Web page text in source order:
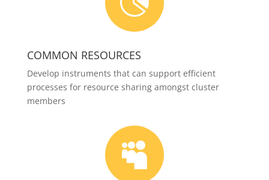
COMMON RESOURCES
Develop instruments that can support efficient
processes for resource sharing amongst cluster
members
